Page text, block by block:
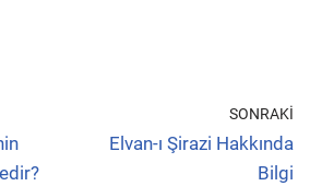
SONRAKI
Elvan-ı Şirazi Hakkında
Bilgi